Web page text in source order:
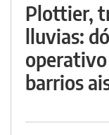
Plottier,
lluvias:
barrios